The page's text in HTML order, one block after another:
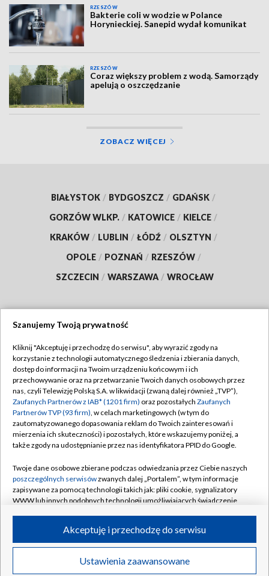
RZESZÓW
Bakterie coli w wodzie w Polance
Horynieckiej. Sanepid wydał komunikat
RZESZÓW
Coraz większy problem z wodą. Samorządy
apelują o oszczędzanie
ZOBACZ WIĘCEJ
BIAŁYSTOK / BYDGOSZCZ / GDAŃSK /
GORZÓW WLKP. / KATOWICE / KIELCE /
KRAKÓW / LUBLIN / ŁÓDŹ / OLSZTYN /
OPOLE / POZNAŃ / RZESZÓW /
SZCZECIN / WARSZAWA / WROCŁAW
TVP
Abonament TVP
Emisja w TVP
Centrum informacji TVP
Naziemna Telewizja Cyfrowa
Rada Programowa
System NOS
Informacje o nadawcy
Program dla prasy
Ogłoszenie przetargowe
Regulamin TVP
Polityka prywatności
Moje zgody
Pomoc
Kontakt
Kanały
©2026 Telewizja Polska S.A. w likwidacji
Szanujemy Twoją prywatność
Kliknij "Akceptuję i przechodzę do serwisu", aby wyrazić zgody na
korzystanie z technologii automatycznego śledzenia i zbierania danych,
dostęp do informacji na Twoim urządzeniu końcowym i ich
przechowywanie oraz na przetwarzanie Twoich danych osobowych przez
nas, czyli Telewizję Polską S.A. w likwidacji (zwaną dalej również „TVP”),
Zaufanych Partnerów z IAB* (1201 firm) oraz pozostałych Zaufanych
Partnerów TVP (93 firm), w celach marketingowych (w tym do
zautomatyzowanego dopasowania reklam do Twoich zainteresowań i
mierzenia ich skuteczności) i pozostałych, które wskazujemy poniżej, a
także zgody na udostępnianie przez nas identyfikatora PPID do Google.
Twoje dane osobowe zbierane podczas odwiedzania przez Ciebie naszych
poszczególnych serwisówzwanych dalej „Portalem”, w tym informacje
zapisywane za pomocą technologii takich jak: pliki cookie, sygnalizatory
WWW lub innych podobnych technologii umożliwiających świadczenie
ruchu w Internecie.
Twoje dane osobowe zbierane podczas odwiedzania przez Ciebie
poszczególnych serwisówna Portalu, takie jak adresy IP, identyfikatory
Ustawienia zaawansowane
Akceptuję i przechodzę do serwisu